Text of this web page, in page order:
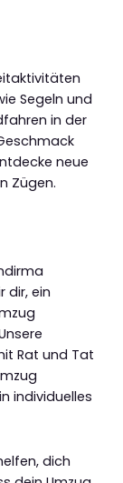
Segeln und
in der
neue
Zügen.
dir, ein
Rat und Tat
individuelles
dich